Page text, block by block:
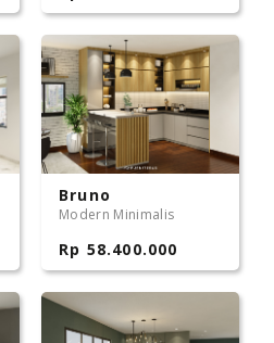
Bruno
Modern Minimalis
Rp 58.400.000